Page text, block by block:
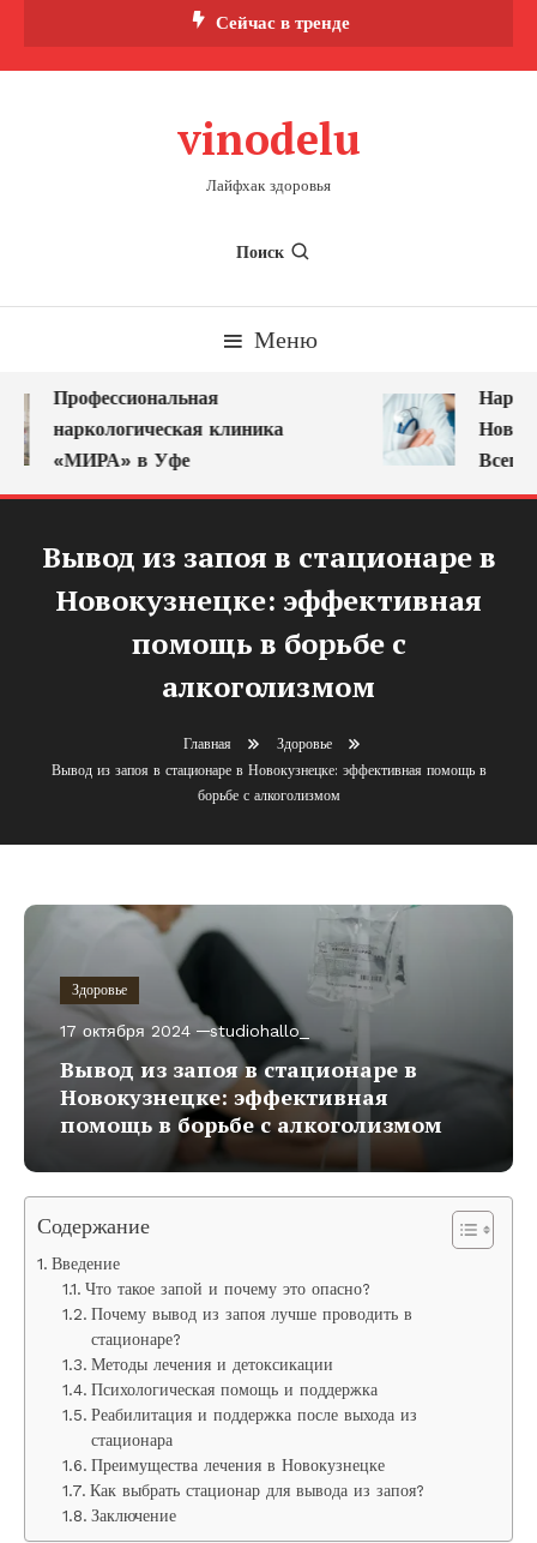
Сейчас в тренде
vinodelu
Лайфхак здоровья
Поиск
Меню
Профессиональная
наркологическая клиника
«МИРА» в Уфе
Вывод из запоя в стационаре в
Новокузнецке: эффективная
помощь в борьбе с
алкоголизмом
Главная
Здоровье
Вывод из запоя в стационаре в Новокузнецке: эффективная помощь в
борьбе с алкоголизмом
Здоровье
17 октября 2024 studiohallo_
Вывод из запоя в стационаре в
Новокузнецке: эффективная
помощь в борьбе с алкоголизмом
Содержание
Введение
Что такое запой и почему это опасно?
Почему вывод из запоя лучше проводить в
стационаре?
Методы лечения и детоксикации
Психологическая помощь и поддержка
Реабилитация и поддержка после выхода из
стационара
Преимущества лечения в Новокузнецке
Как выбрать стационар для вывода из запоя?
Заключение